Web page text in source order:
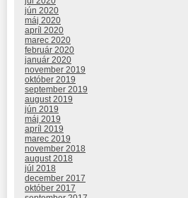
jún 2020
máj 2020
apríl 2020
marec 2020
február 2020
január 2020
november 2019
október 2019
september 2019
august 2019
jún 2019
máj 2019
apríl 2019
marec 2019
november 2018
august 2018
júl 2018
december 2017
október 2017